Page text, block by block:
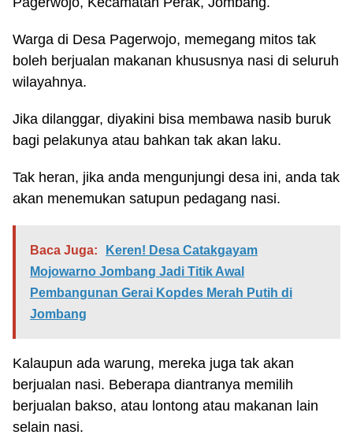
Warga di Desa Pagerwojo, memegang mitos tak
boleh berjualan makanan khususnya nasi di seluruh
wilayahnya.
Jika dilanggar, diyakini bisa membawa nasib buruk
bagi pelakunya atau bahkan tak akan laku.
Tak heran, jika anda mengunjungi desa ini, anda tak
akan menemukan satupun pedagang nasi.
Baca Juga:
Keren! Desa Catakgayam
Mojowarno Jombang Jadi Titik Awal
Pembangunan Gerai Kopdes Merah Putih di
Jombang
Kalaupun ada warung, mereka juga tak akan
berjualan nasi. Beberapa diantranya memilih
berjualan bakso, atau lontong atau makanan lain
selain nasi.